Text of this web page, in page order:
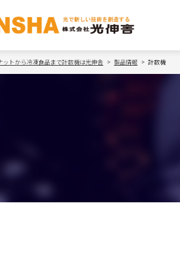
ットから冷凍食品まで計数機は光伸舎 製品情報 計数機